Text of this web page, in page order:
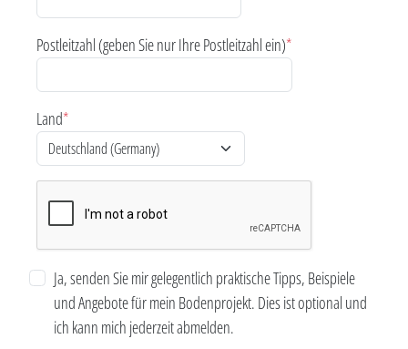
Postleitzahl (geben Sie nur Ihre Postleitzahl ein)*
Land*
Ja, senden Sie mir gelegentlich praktische Tipps, Beispiele
und Angebote für mein Bodenprojekt. Dies ist optional und
ich kann mich jederzeit abmelden.